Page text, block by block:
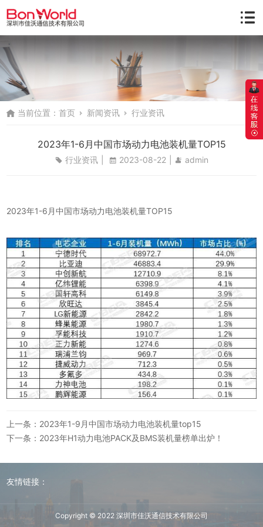
当前位置：首页 新闻资讯 行业资讯
2023年1-6月中国市场动力电池装机量TOP15
行业资讯 2023-08-22 admin
2023年1-6月中国市场动力电池装机量TOP15
上一条：2023年1-9月中国市场动力电池装机量top15
下一条：2023年H1动力电池PACK及BMS装机量榜单出炉！
友情链接：
Copyright © 2022 深圳市佳沃通信技术有限公司